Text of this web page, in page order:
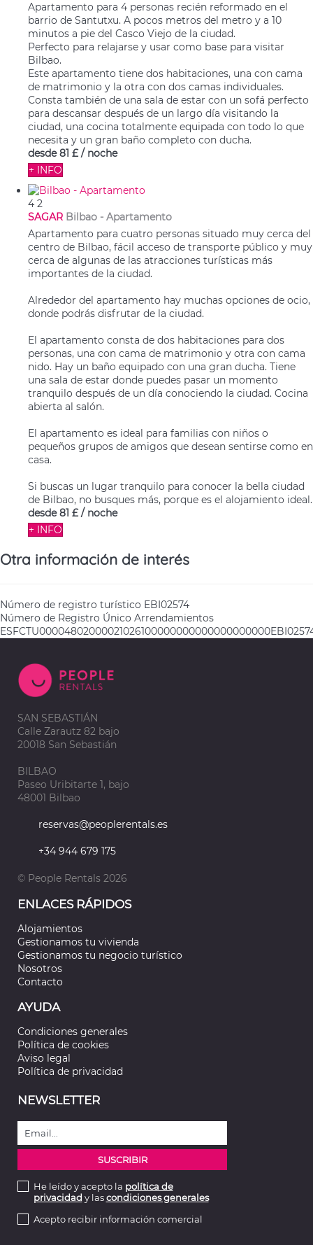
Apartamento para 4 personas recién reformado en el
barrio de Santutxu. A pocos metros del metro y a 10
minutos a pie del Casco Viejo de la ciudad.
Perfecto para relajarse y usar como base para visitar
Bilbao.
Este apartamento tiene dos habitaciones, una con cama
de matrimonio y la otra con dos camas individuales.
Consta también de una sala de estar con un sofá perfecto
para descansar después de un largo día visitando la
ciudad, una cocina totalmente equipada con todo lo que
necesita y un gran baño completo con ducha.
desde 81 £ / noche
+ INFO
4 2
SAGAR Bilbao - Apartamento
Apartamento para cuatro personas situado muy cerca del
centro de Bilbao, fácil acceso de transporte público y muy
cerca de algunas de las atracciones turísticas más
importantes de la ciudad.
Alrededor del apartamento hay muchas opciones de ocio,
donde podrás disfrutar de la ciudad.
El apartamento consta de dos habitaciones para dos
personas, una con cama de matrimonio y otra con cama
nido. Hay un baño equipado con una gran ducha. Tiene
una sala de estar donde puedes pasar un momento
tranquilo después de un día conociendo la ciudad. Cocina
abierta al salón.
El apartamento es ideal para familias con niños o
pequeños grupos de amigos que desean sentirse como en
casa.
Si buscas un lugar tranquilo para conocer la bella ciudad
de Bilbao, no busques más, porque es el alojamiento ideal.
desde 81 £ / noche
+ INFO
Otra información de interés
Número de registro turístico EBI02574
Número de Registro Único Arrendamientos
SAN SEBASTIÁN
Calle Zarautz 82 bajo
20018 San Sebastián
BILBAO
Paseo Uribitarte 1, bajo
48001 Bilbao
reservas@peoplerentals.es
+34 944 679 175
© People Rentals 2026
ENLACES RÁPIDOS
Alojamientos
Gestionamos tu vivienda
Gestionamos tu negocio turístico
Nosotros
Contacto
AYUDA
Condiciones generales
Política de cookies
Aviso legal
Política de privacidad
NEWSLETTER
He leído y acepto la política de
privacidad y lascondiciones generales
Acepto recibir información comercial